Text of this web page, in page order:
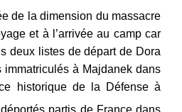
de la dimension du massacre
et à l’arrivée au camp car
deux listes de départ de Dora
à Majdanek dans
historique de la Défense à
partis de France dans